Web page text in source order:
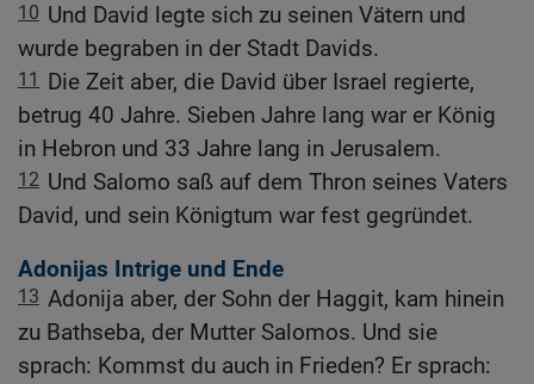
10 Und David legte sich zu seinen Vätern und
wurde begraben in der Stadt Davids.
11
Die Zeit aber, die David über Israel regierte,
betrug 40 Jahre. Sieben Jahre lang war er König
in Hebron und 33 Jahre lang in Jerusalem.
12 Und Salomo saß auf dem Thron seines Vaters
David, und sein Königtum war fest gegründet.
Adonijas Intrige und Ende
13 Adonija aber, der Sohn der Haggit, kam hinein
zu Bathseba, der Mutter Salomos. Und sie
sprach: Kommst du auch in Frieden? Er sprach: